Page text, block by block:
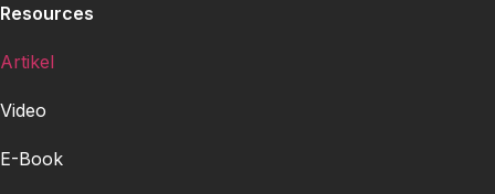
Resources
Artikel
Video
E-Book